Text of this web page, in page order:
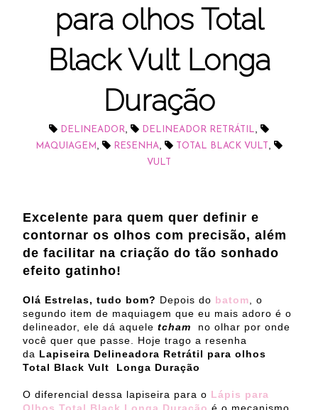
para olhos Total
Black Vult Longa
Duração
DELINEADOR, DELINEADOR RETRÁTIL,
MAQUIAGEM , RESENHA, TOTAL BLACK VULT ,
VULT
Excelente para quem quer definir e
contornar os olhos com precisão, além
de facilitar na criação do tão sonhado
efeito gatinho!
Olá Estrelas, tudo bom? Depois do batom, o
segundo item de maquiagem que eu mais adoro é o
delineador, ele dá aquele tcham
no olhar por onde
você quer que passe. Hoje trago a resenha
da Lapiseira Delineadora Retrátil para olhos
Total Black Vult Longa Duração
O diferencial dessa lapiseira para o Lápis para